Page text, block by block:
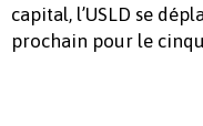
capital, l’USLD se
prochain pour le